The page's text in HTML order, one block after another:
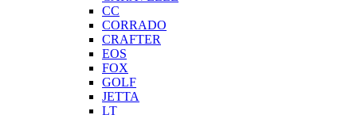
CC
CORRADO
CRAFTER
EOS
FOX
GOLF
JETTA
LT